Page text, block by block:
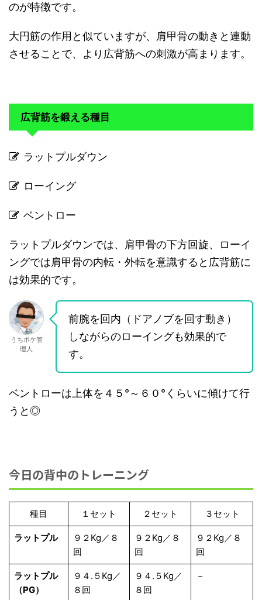
のが特徴です。
大円筋の作用と似ていますが、肩甲骨の動きと連動
させることで、より広背筋への刺激が高まります。
広背筋を鍛える種目
ラットプルダウン
ローイング
ベントロー
ラットプルダウンでは、肩甲骨の下方回旋、ローイ
ングでは肩甲骨の内転・外転を意識すると広背筋に
は効果的です。
うちポケ管
理人
前腕を回内（ドアノブを回す動き）
しながらのローイングも効果的で
す。
ベントローは上体を４５°～６０°くらいに傾けて行
うと◎
今日の背中のトレーニング
種目 １セット ２セット ３セット
ラットプル
９２Kg／８
回
９２Kg／８
回
９２Kg／８
回
ラットプル
（PG）
９４.５Kg／
８回
９４.５Kg／
８回
－